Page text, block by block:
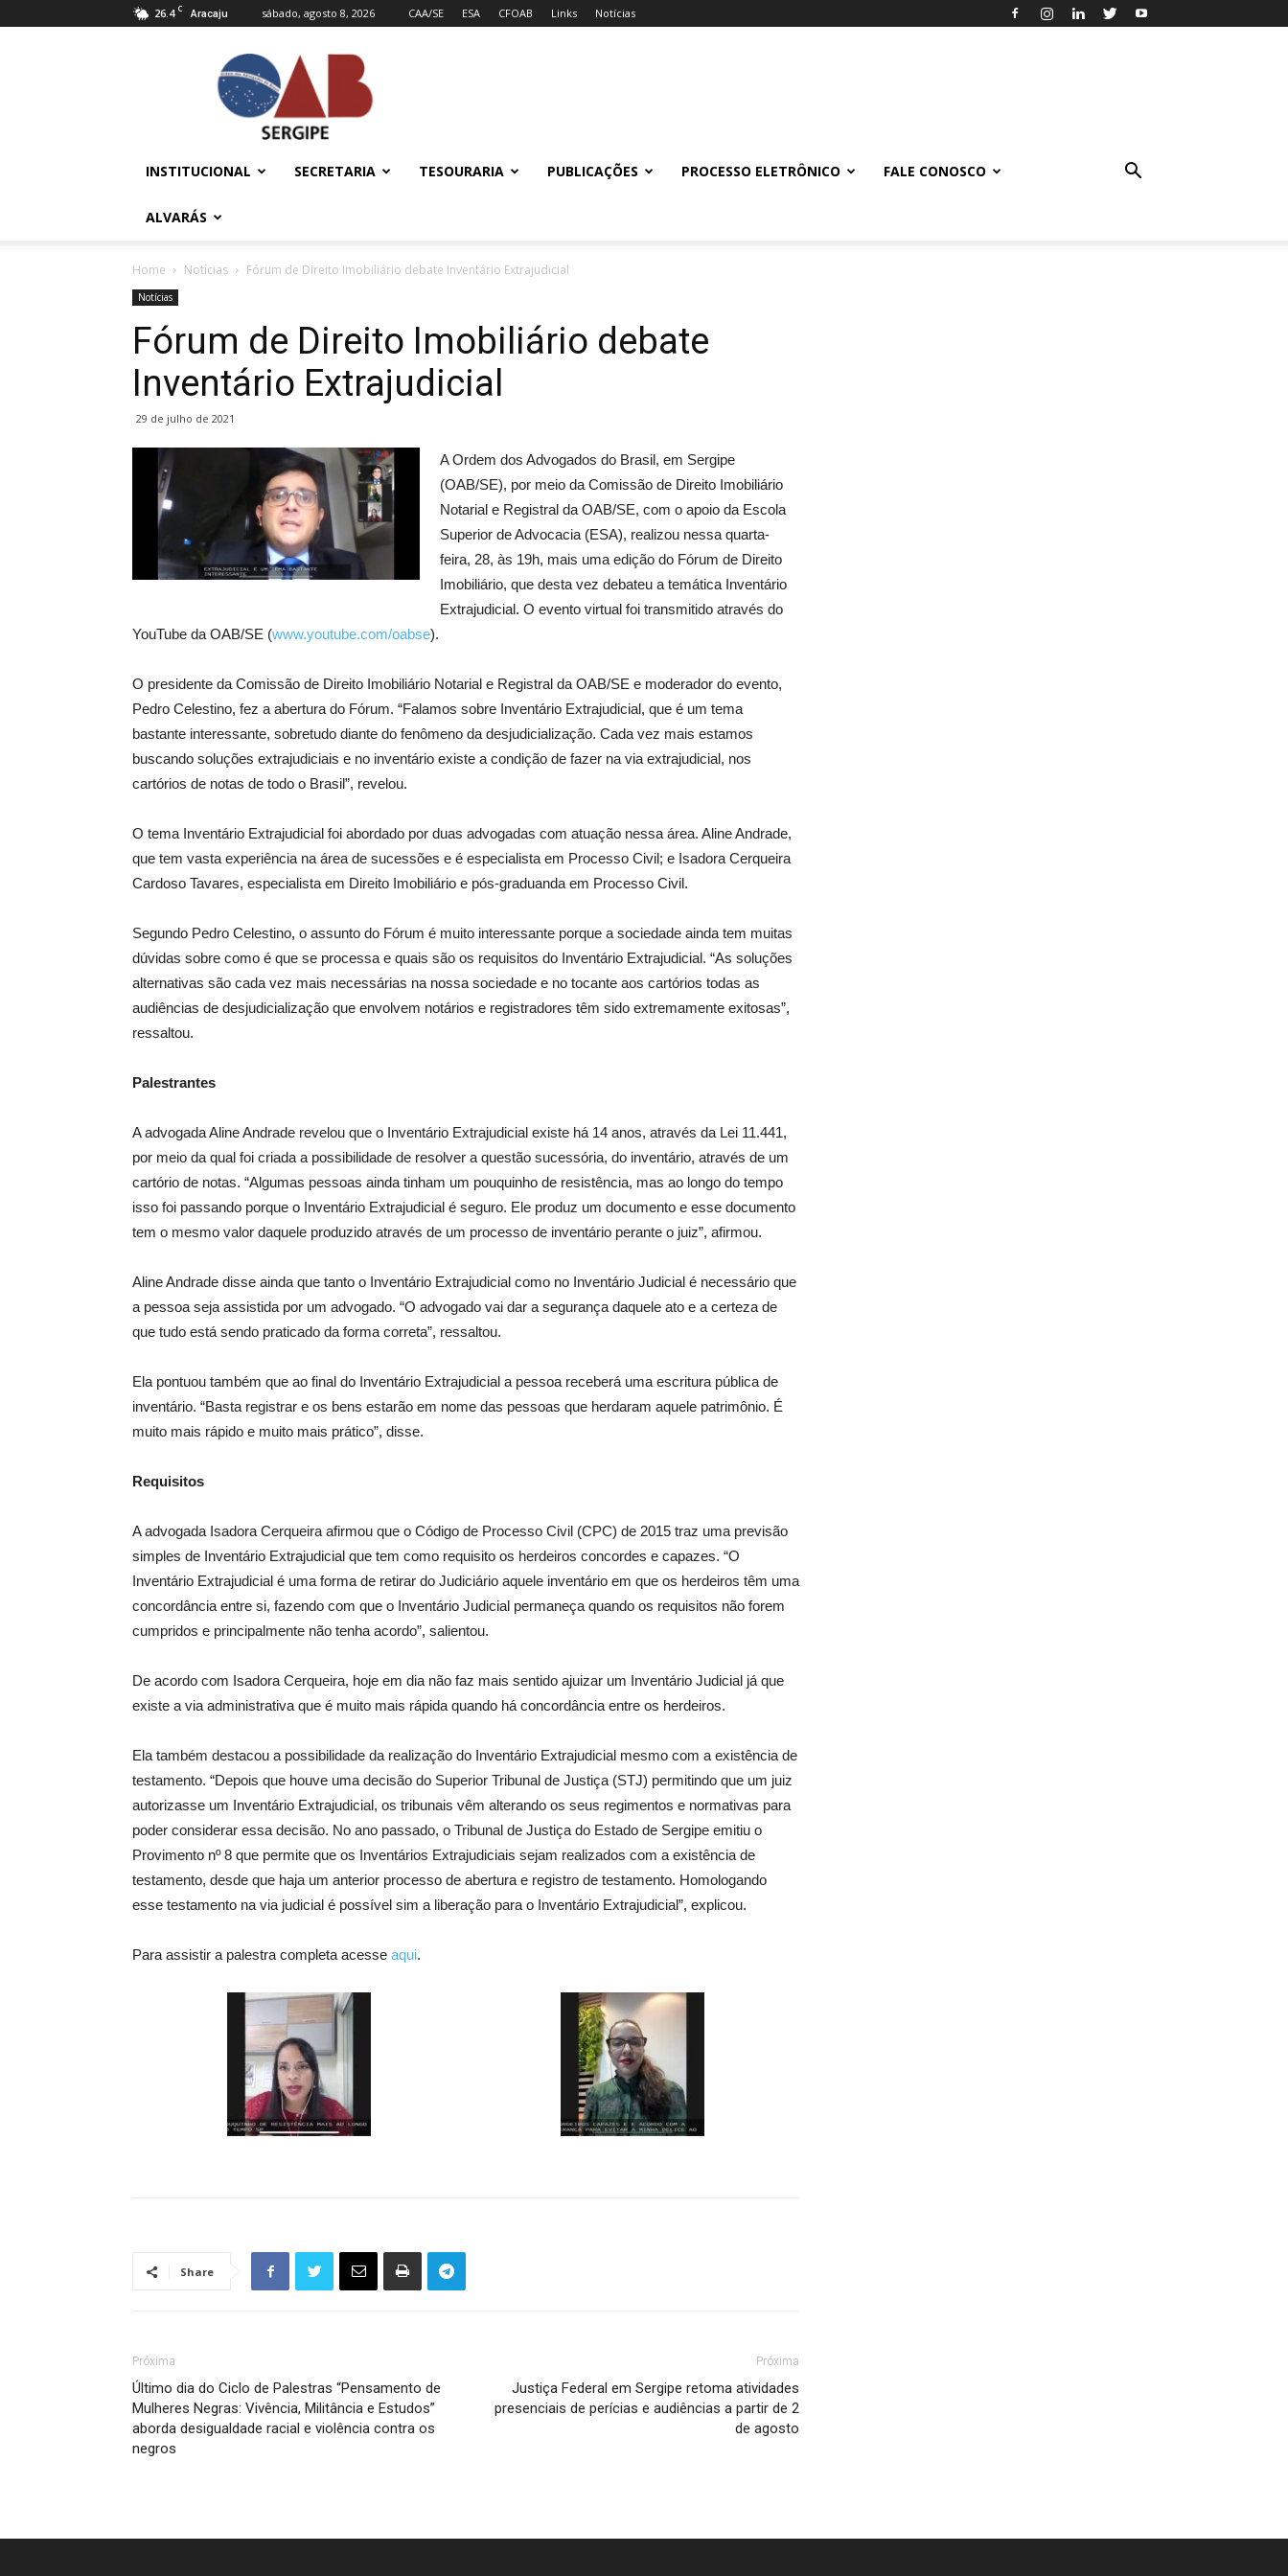
26.4 C Aracaju sábado, agosto 8, 2026 CAA/SE ESA CFOAB Links Notícias
OAB/SE
Ordem
do
INSTITUCIONAL SECRETARIA TESOURARIA PUBLICAÇÕES PROCESSO ELETRÔNICO FALE CONOSCO
ALVARÁS
Home Notícias Fórum de Direito Imobiliário debate Inventário Extrajudicial
Notícias
Fórum de Direito Imobiliário debate
Inventário Extrajudicial
29 de julho de 2021
A Ordem dos Advogados do Brasil, em Sergipe
(OAB/SE), por meio da Comissão de Direito Imobiliário
Notarial e Registral da OAB/SE, com o apoio da Escola
Superior de Advocacia (ESA), realizou nessa quarta-
feira, 28, às 19h, mais uma edição do Fórum de Direito
Imobiliário, que desta vez debateu a temática Inventário
Extrajudicial. O evento virtual foi transmitido através do
YouTube da OAB/SE (www.youtube.com/oabse).
O presidente da Comissão de Direito Imobiliário Notarial e Registral da OAB/SE e moderador do evento,
Pedro Celestino, fez a abertura do Fórum. “Falamos sobre Inventário Extrajudicial, que é um tema
bastante interessante, sobretudo diante do fenômeno da desjudicialização. Cada vez mais estamos
buscando soluções extrajudiciais e no inventário existe a condição de fazer na via extrajudicial, nos
cartórios de notas de todo o Brasil”, revelou.
O tema Inventário Extrajudicial foi abordado por duas advogadas com atuação nessa área. Aline Andrade,
que tem vasta experiência na área de sucessões e é especialista em Processo Civil; e Isadora Cerqueira
Cardoso Tavares, especialista em Direito Imobiliário e pós-graduanda em Processo Civil.
Segundo Pedro Celestino, o assunto do Fórum é muito interessante porque a sociedade ainda tem muitas
dúvidas sobre como é que se processa e quais são os requisitos do Inventário Extrajudicial. “As soluções
alternativas são cada vez mais necessárias na nossa sociedade e no tocante aos cartórios todas as
audiências de desjudicialização que envolvem notários e registradores têm sido extremamente exitosas”,
ressaltou.
Palestrantes
A advogada Aline Andrade revelou que o Inventário Extrajudicial existe há 14 anos, através da Lei 11.441,
por meio da qual foi criada a possibilidade de resolver a questão sucessória, do inventário, através de um
cartório de notas. “Algumas pessoas ainda tinham um pouquinho de resistência, mas ao longo do tempo
isso foi passando porque o Inventário Extrajudicial é seguro. Ele produz um documento e esse documento
tem o mesmo valor daquele produzido através de um processo de inventário perante o juiz”, afirmou.
Aline Andrade disse ainda que tanto o Inventário Extrajudicial como no Inventário Judicial é necessário que
a pessoa seja assistida por um advogado. “O advogado vai dar a segurança daquele ato e a certeza de
que tudo está sendo praticado da forma correta”, ressaltou.
Ela pontuou também que ao final do Inventário Extrajudicial a pessoa receberá uma escritura pública de
inventário. “Basta registrar e os bens estarão em nome das pessoas que herdaram aquele patrimônio. É
muito mais rápido e muito mais prático”, disse.
Requisitos
A advogada Isadora Cerqueira afirmou que o Código de Processo Civil (CPC) de 2015 traz uma previsão
simples de Inventário Extrajudicial que tem como requisito os herdeiros concordes e capazes. “O
Inventário Extrajudicial é uma forma de retirar do Judiciário aquele inventário em que os herdeiros têm uma
concordância entre si, fazendo com que o Inventário Judicial permaneça quando os requisitos não forem
cumpridos e principalmente não tenha acordo”, salientou.
De acordo com Isadora Cerqueira, hoje em dia não faz mais sentido ajuizar um Inventário Judicial já que
existe a via administrativa que é muito mais rápida quando há concordância entre os herdeiros.
Ela também destacou a possibilidade da realização do Inventário Extrajudicial mesmo com a existência de
testamento. “Depois que houve uma decisão do Superior Tribunal de Justiça (STJ) permitindo que um juiz
autorizasse um Inventário Extrajudicial, os tribunais vêm alterando os seus regimentos e normativas para
poder considerar essa decisão. No ano passado, o Tribunal de Justiça do Estado de Sergipe emitiu o
Provimento nº 8 que permite que os Inventários Extrajudiciais sejam realizados com a existência de
testamento, desde que haja um anterior processo de abertura e registro de testamento. Homologando
esse testamento na via judicial é possível sim a liberação para o Inventário Extrajudicial”, explicou.
Para assistir a palestra completa acesse aqui.
Share
Próxima
Último dia do Ciclo de Palestras “Pensamento de
Mulheres Negras: Vivência, Militância e Estudos”
aborda desigualdade racial e violência contra os
negros
Próxima
Justiça Federal em Sergipe retoma atividades
presenciais de perícias e audiências a partir de 2
de agosto